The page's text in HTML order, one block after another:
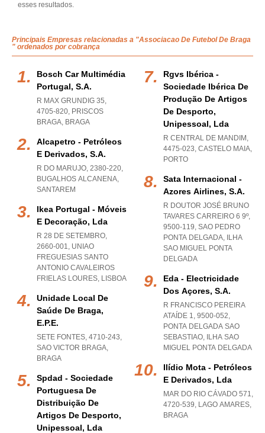
esses resultados.
Principais Empresas relacionadas a "Associacao De Futebol De Braga
" ordenados por cobrança
Bosch Car Multimédia
Portugal, S.a.
R MAX GRUNDIG 35,
4705-820, PRISCOS
BRAGA, BRAGA
Alcapetro - Petróleos
E Derivados, S.a.
R DO MARUJO, 2380-220,
BUGALHOS ALCANENA,
SANTAREM
Ikea Portugal - Móveis
E Decoração, Lda
R 28 DE SETEMBRO,
2660-001, UNIAO
FREGUESIAS SANTO
ANTONIO CAVALEIROS
FRIELAS LOURES, LISBOA
Unidade Local De
Saúde De Braga,
E.p.e.
SETE FONTES, 4710-243,
SAO VICTOR BRAGA,
BRAGA
Spdad - Sociedade
Portuguesa De
Distribuição De
Artigos De Desporto,
Unipessoal, Lda
Rgvs Ibérica -
Sociedade Ibérica De
Produção De Artigos
De Desporto,
Unipessoal, Lda
R CENTRAL DE MANDIM,
4475-023, CASTELO MAIA,
PORTO
Sata Internacional -
Azores Airlines, S.a.
R DOUTOR JOSÉ BRUNO
TAVARES CARREIRO 6 9º,
9500-119, SAO PEDRO
PONTA DELGADA, ILHA
SAO MIGUEL PONTA
DELGADA
Eda - Electricidade
Dos Açores, S.a.
R FRANCISCO PEREIRA
ATAÍDE 1, 9500-052,
PONTA DELGADA SAO
SEBASTIAO, ILHA SAO
MIGUEL PONTA DELGADA
Ilídio Mota - Petróleos
E Derivados, Lda
MAR DO RIO CÁVADO 571,
4720-539, LAGO AMARES,
BRAGA